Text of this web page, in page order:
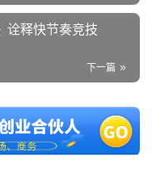
诠释快节奏竞技
下一篇